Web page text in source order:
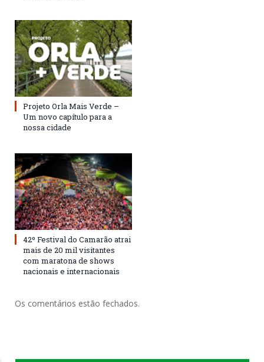
Projeto Orla Mais Verde –
Um novo capítulo para a
nossa cidade
42º Festival do Camarão atrai
mais de 20 mil visitantes
com maratona de shows
nacionais e internacionais
Os comentários estão fechados.